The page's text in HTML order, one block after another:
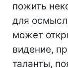
пожить
для
может
видение,
таланты,